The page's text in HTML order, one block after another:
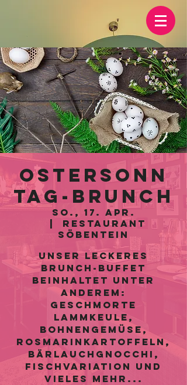
Ostersonn
tag-Brunch
So., 17. Apr.
Restaurant
Söbentein
Unser leckeres
Brunch-Buffet
beinhaltet unter
anderem:
Geschmorte
Lammkeule,
Bohnengemüse,
Rosmarinkartoffeln,
Bärlauchgnocchi,
Fischvariation und
vieles mehr...